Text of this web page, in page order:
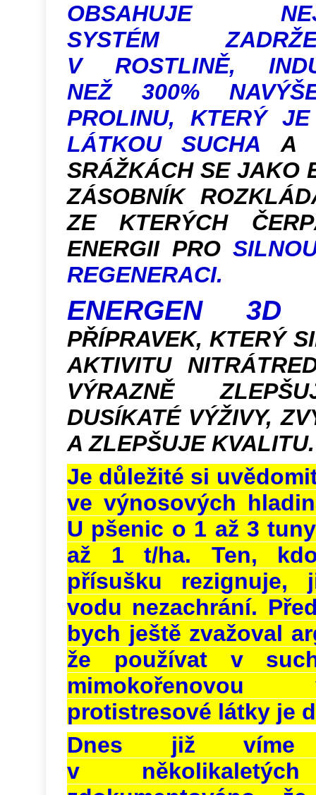
OBSAHUJE
SYSTÉM
V ROSTLINĚ,
NEŽ 300%
PROLINU, KTERÝ JE
LÁTKOU SUCHA A
SRÁŽKÁCH SE JAKO
ZÁSOBNÍK
ZE KTERÝCH
ENERGII PRO
REGENERACI.
ENERGEN
PŘÍPRAVEK, KTERÝ
AKTIVITU
VÝRAZNĚ
DUSÍKATÉ VÝŽIVY,
A ZLEPŠUJE KVALITU.
Je důležité si
ve výnosových
U pšenic o 1 až 3
až 1 t/ha. Ten,
přísušku rezignuje,
vodu nezachrání.
bych ještě zvažoval
že používat v
protistresové látky je
Dnes již
v